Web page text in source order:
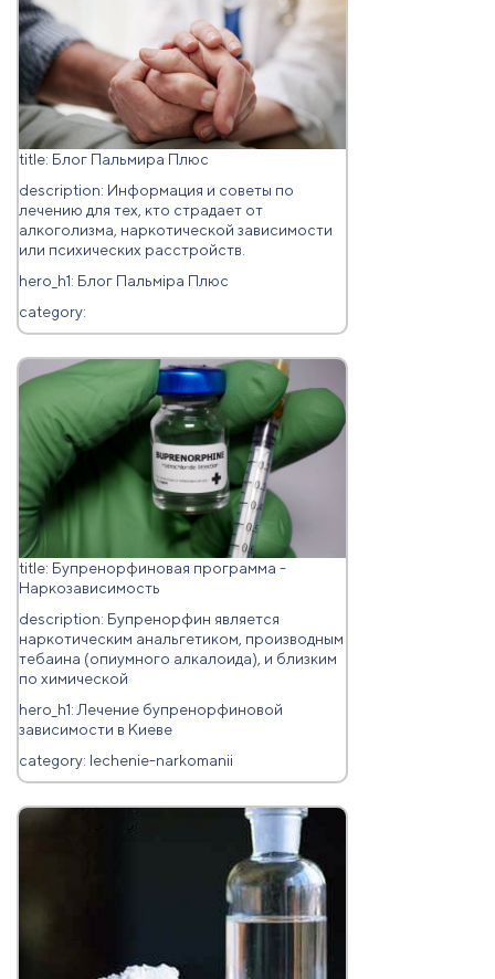
title: Блог Пальмира Плюс
description: Информация и советы по
лечению для тех, кто страдает от
алкоголизма, наркотической зависимости
или психических расстройств.
hero_h1: Блог Пальміра Плюс
category:
title: Бупренорфиновая программа -
Наркозависимость
description: Бупренорфин является
наркотическим анальгетиком, производным
тебаина (опиумного алкалоида), и близким
по химической
hero_h1: Лечение бупренорфиновой
зависимости в Киеве
category: lechenie-narkomanii